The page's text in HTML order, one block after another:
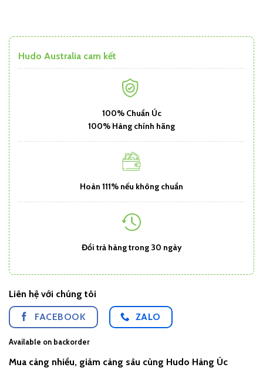
Hudo Australia cam kết
100% Chuẩn Úc
100% Hàng chính hãng
Hoàn 111% nếu không chuẩn
Đổi trả hàng trong 30 ngày
Liên hệ với chúng tôi
FACEBOOK ZALO
Available on backorder
Mua càng nhiều, giảm càng sâu cùng Hudo Hàng Úc